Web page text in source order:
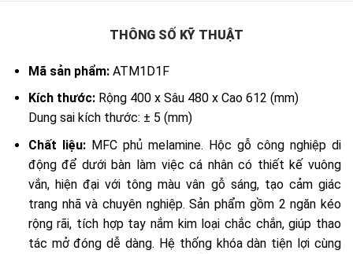
THÔNG SỐ KỸ THUẬT
Mã sản phẩm: ATM1D1F
Kích thước: Rộng 400 x Sâu 480 x Cao 612 (mm)
Dung sai kích thước: ± 5 (mm)
Chất liệu: MFC phủ melamine. Hộc gỗ công nghiệp di
động để dưới bàn làm việc cá nhân có thiết kế vuông
vắn, hiện đại với tông màu vân gỗ sáng, tạo cảm giác
trang nhã và chuyên nghiệp. Sản phẩm gồm 2 ngăn kéo
rộng rãi, tích hợp tay nắm kim loại chắc chắn, giúp thao
tác mở đóng dễ dàng. Hệ thống khóa dàn tiện lợi cùng